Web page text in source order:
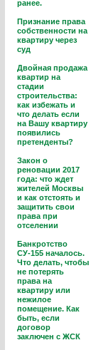
ранее.
Признание права
собственности на
квартиру через
суд
Двойная продажа
квартир на
стадии
строительства:
как избежать и
что делать если
на Вашу квартиру
появились
претенденты?
Закон о
реновации 2017
года: что ждет
жителей Москвы
и как отстоять и
защитить свои
права при
отселении
Банкротство
СУ-155 началось.
Что делать, чтобы
не потерять
права на
квартиру или
нежилое
помещение. Как
быть, если
договор
заключен с ЖСК